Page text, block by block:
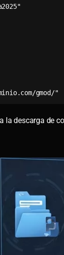
gmod/"
la descarga de